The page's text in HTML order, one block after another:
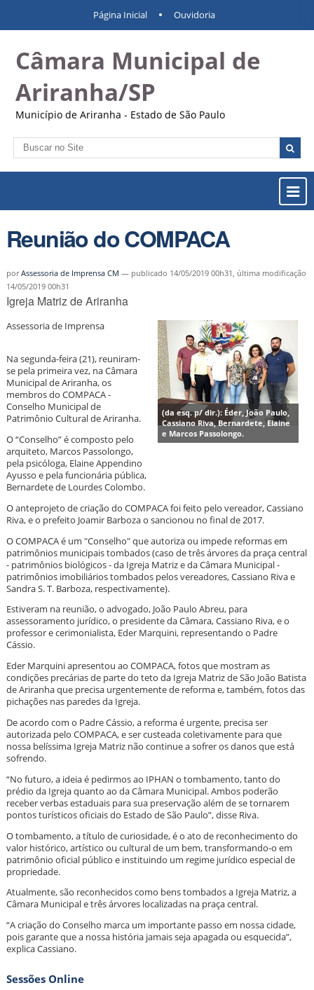
Página Inicial Ouvidoria
Câmara Municipal de
Ariranha/SP
Município de Ariranha - Estado de São Paulo
Busca
ou
Reunião do COMPACA
porAssessoria de Imprensa CM — publicado 14/05/2019 00h31, última modificação
14/05/2019 00h31
Igreja Matriz de Ariranha
(da esq. p/ dir.): Éder, João Paulo,
Cassiano Riva, Bernardete, Elaine
e Marcos Passolongo.
Assessoria de Imprensa
Na segunda-feira (21), reuniram-
se pela primeira vez, na Câmara
Municipal de Ariranha, os
membros do COMPACA -
Conselho Municipal de
Patrimônio Cultural de Ariranha.
O “Conselho” é composto pelo
arquiteto, Marcos Passolongo,
pela psicóloga, Elaine Appendino
Ayusso e pela funcionária pública,
Bernardete de Lourdes Colombo.
O anteprojeto de criação do COMPACA foi feito pelo vereador, Cassiano
Riva, e o prefeito Joamir Barboza o sancionou no final de 2017.
O COMPACA é um "Conselho" que autoriza ou impede reformas em
patrimônios municipais tombados (caso de três árvores da praça central
- patrimônios biológicos - da Igreja Matriz e da Câmara Municipal -
patrimônios imobiliários tombados pelos vereadores, Cassiano Riva e
Sandra S. T. Barboza, respectivamente).
Estiveram na reunião, o advogado, João Paulo Abreu, para
assessoramento jurídico, o presidente da Câmara, Cassiano Riva, e o
professor e cerimonialista, Eder Marquini, representando o Padre
Cássio.
Eder Marquini apresentou ao COMPACA, fotos que mostram as
condições precárias de parte do teto da Igreja Matriz de São João Batista
de Ariranha que precisa urgentemente de reforma e, também, fotos das
pichações nas paredes da Igreja.
De acordo com o Padre Cássio, a reforma é urgente, precisa ser
autorizada pelo COMPACA, e ser custeada coletivamente para que
nossa belíssima Igreja Matriz não continue a sofrer os danos que está
sofrendo.
“No futuro, a ideia é pedirmos ao IPHAN o tombamento, tanto do
prédio da Igreja quanto ao da Câmara Municipal. Ambos poderão
receber verbas estaduais para sua preservação além de se tornarem
pontos turísticos oficiais do Estado de São Paulo”, disse Riva.
O tombamento, a título de curiosidade, é o ato de reconhecimento do
valor histórico, artístico ou cultural de um bem, transformando-o em
patrimônio oficial público e instituindo um regime jurídico especial de
propriedade.
Atualmente, são reconhecidos como bens tombados a Igreja Matriz, a
Câmara Municipal e três árvores localizadas na praça central.
“A criação do Conselho marca um importante passo em nossa cidade,
pois garante que a nossa história jamais seja apagada ou esquecida”,
explica Cassiano.
Sessões Online